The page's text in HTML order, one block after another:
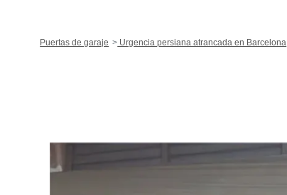
Puertas de garaje Urgencia persiana atrancada en Barcelona